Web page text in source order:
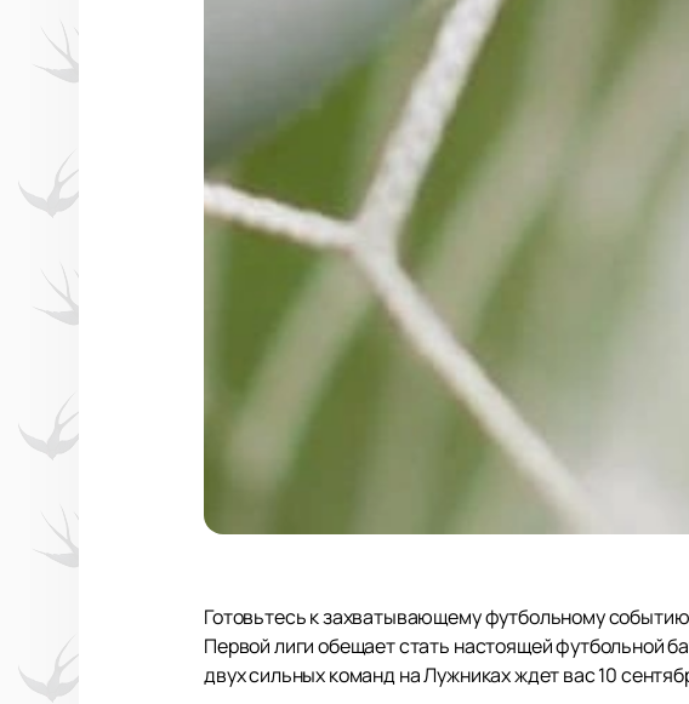
Готовьтесь к захватывающему футбольному
Первой лиги обещает стать настоящей футбольной
двух сильных команд на Лужниках ждет вас 10